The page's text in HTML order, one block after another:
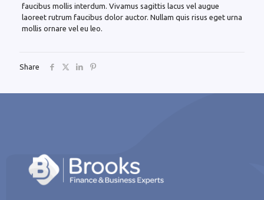
faucibus mollis interdum. Vivamus sagittis lacus vel augue
laoreet rutrum faucibus dolor auctor. Nullam quis risus eget urna
mollis ornare vel eu leo.
Share